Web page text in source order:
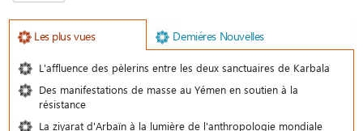
Les plus vues Demiéres Nouvelles
L'affluence des pèlerins entre les deux sanctuaires de Karbala
Des manifestations de masse au Yémen en soutien à la
résistance
La ziyarat d'Arbaïn à la lumière de l'anthropologie mondiale